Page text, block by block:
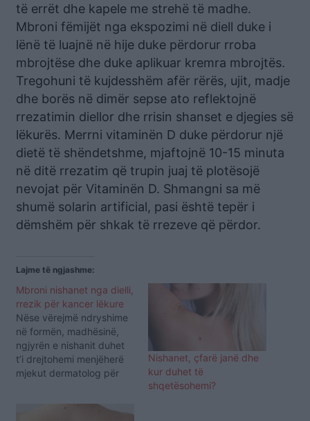
të errët dhe kapele me strehë të madhe.
Mbroni fëmijët nga ekspozimi në diell duke i
lënë të luajnë në hije duke përdorur rroba
mbrojtëse dhe duke aplikuar kremra mbrojtës.
Tregohuni të kujdesshëm afër rërës, ujit, madje
dhe borës në dimër sepse ato reflektojnë
rrezatimin diellor dhe rrisin shanset e djegies së
lëkurës. Merrni vitaminën D duke përdorur një
dietë të shëndetshme, mjaftojnë 10-15 minuta
në ditë rrezatim që trupin juaj të plotësojë
nevojat për Vitaminën D. Shmangni sa më
shumë solarin artificial, pasi është tepër i
dëmshëm për shkak të rrezeve që përdor.
Lajme të ngjashme:
Mbroni nishanet nga dielli,
rrezik për kancer lëkure
Nëse vërejmë ndryshime
në formën, madhësinë,
ngjyrën e nishanit duhet
t’i drejtohemi menjëherë
mjekut dermatolog për
zakonshme te njerëzit.
Nishanet, çfarë janë dhe
kur duhet të
shqetësohemi?